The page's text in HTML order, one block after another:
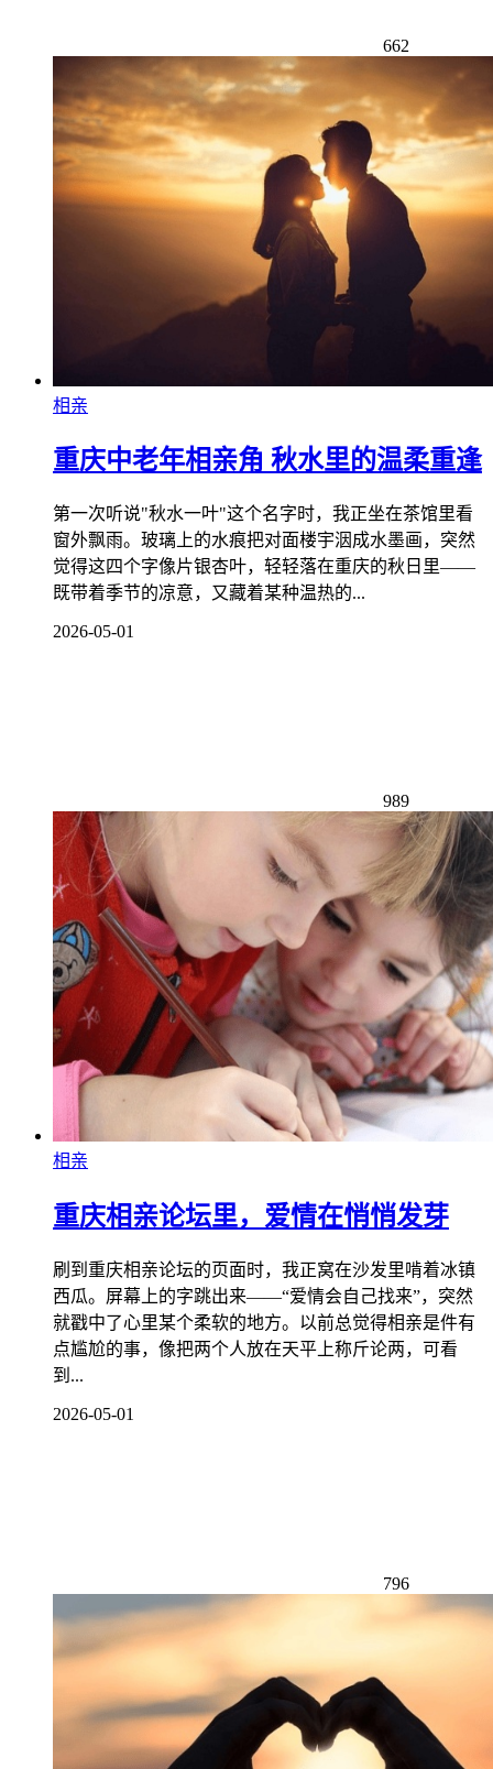
662
相亲
重庆中老年相亲角 秋水里的温柔重逢
第一次听说"秋水一叶"这个名字时，我正坐在茶馆里看
窗外飘雨。玻璃上的水痕把对面楼宇洇成水墨画，突然
觉得这四个字像片银杏叶，轻轻落在重庆的秋日里——
既带着季节的凉意，又藏着某种温热的...
2026-05-01
989
相亲
重庆相亲论坛里，爱情在悄悄发芽
刷到重庆相亲论坛的页面时，我正窝在沙发里啃着冰镇
西瓜。屏幕上的字跳出来——“爱情会自己找来”，突然
就戳中了心里某个柔软的地方。以前总觉得相亲是件有
点尴尬的事，像把两个人放在天平上称斤论两，可看
到...
2026-05-01
796